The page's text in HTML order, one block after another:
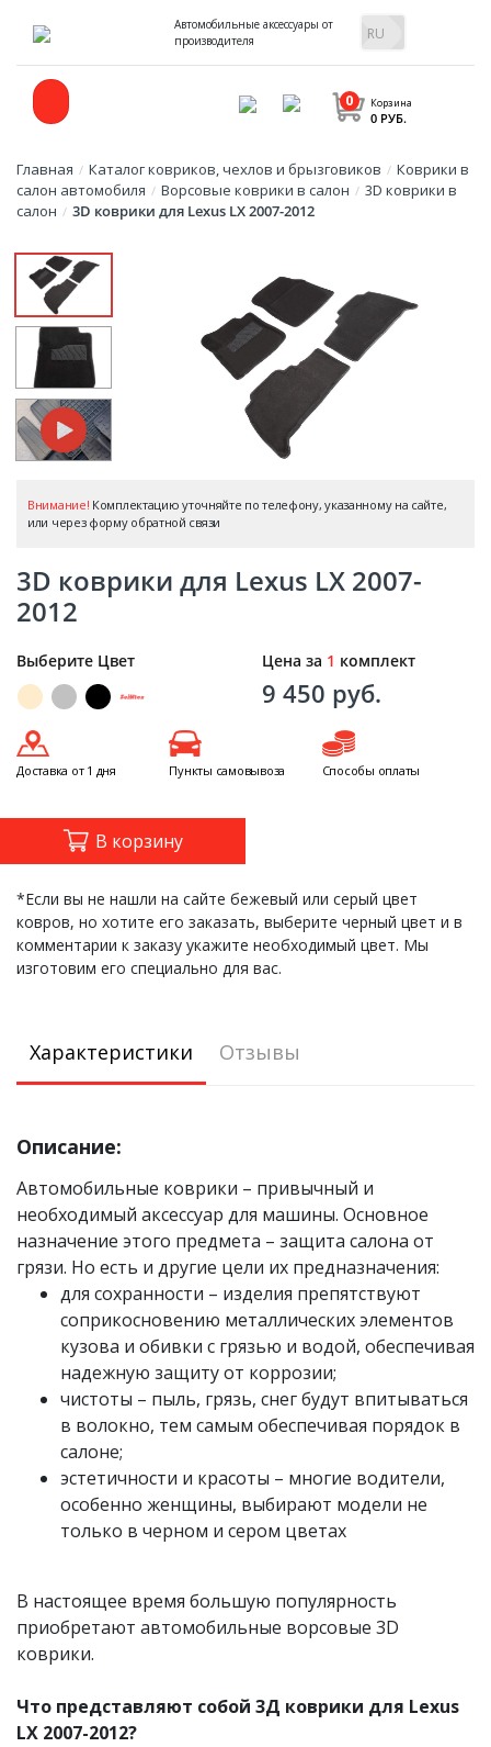
Автомобильные аксессуары от
производителя
Корзина
0
0 РУБ.
Главная / Каталог ковриков, чехлов и брызговиков / Коврики в
салон автомобиля / Ворсовые коврики в салон / 3D коврики в
салон / 3D коврики для Lexus LX 2007-2012
Внимание! Комплектацию уточняйте по телефону, указанному на сайте,
или через форму обратной связи
3D коврики для Lexus LX 2007-
2012
Выберите Цвет Цена за 1 комплект
9 450 руб.
В корзину
Доставка от 1 дня Пункты самовывоза Способы оплаты
*Если вы не нашли на сайте бежевый или серый цвет
ковров, но хотите его заказать, выберите черный цвет и в
комментарии к заказу укажите необходимый цвет. Мы
изготовим его специально для вас.
Характеристики Отзывы
Описание:
Автомобильные коврики – привычный и
необходимый аксессуар для машины. Основное
назначение этого предмета – защита салона от
грязи. Но есть и другие цели их предназначения:
для сохранности – изделия препятствуют
соприкосновению металлических элементов
кузова и обивки с грязью и водой, обеспечивая
надежную защиту от коррозии;
чистоты – пыль, грязь, снег будут впитываться
в волокно, тем самым обеспечивая порядок в
салоне;
эстетичности и красоты – многие водители,
особенно женщины, выбирают модели не
только в черном и сером цветах
В настоящее время большую популярность
приобретают автомобильные ворсовые 3D
коврики.
Что представляют собой 3Д коврики для Lexus
LX 2007-2012?